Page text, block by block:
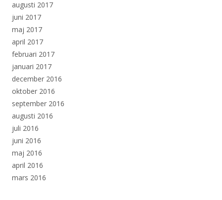
augusti 2017
juni 2017
maj 2017
april 2017
februari 2017
januari 2017
december 2016
oktober 2016
september 2016
augusti 2016
juli 2016
juni 2016
maj 2016
april 2016
mars 2016